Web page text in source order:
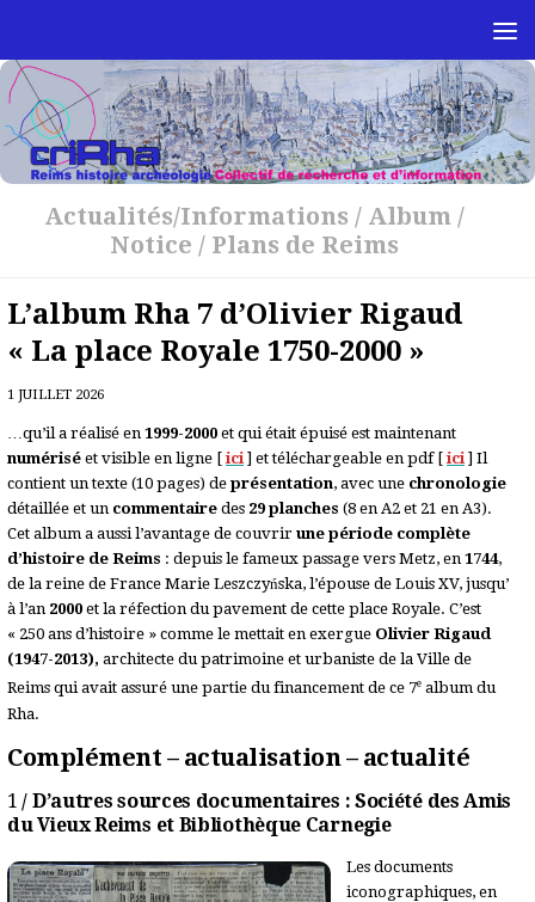
Actualités/Informations / Album /
Notice / Plans de Reims
L’album Rha 7 d’Olivier Rigaud
« La place Royale 1750-2000 »
1 JUILLET 2026
…qu’il a réalisé en1999-2000 et qui était épuisé est maintenant
numérisé et visible en ligne [ici] et téléchargeable en pdf [ici] Il
contient un texte (10 pages) deprésentation, avec une chronologie
détaillée et un commentairedes 29 planches (8 en A2 et 21 en A3).
Cet album a aussi l’avantage de couvrirune période complète
d’histoire de Reims : depuis le fameux passage vers Metz, en1744,
de la reine de France Marie Leszczyńska, l’épouse de Louis XV, jusqu’
à l’an 2000et la réfection du pavement de cette place Royale. C’est
« 250 ans d’histoire » comme le mettait en exergue Olivier Rigaud
(1947-2013),architecte du patrimoine et urbaniste de la Ville de
Reims qui avait assuré une partie du financement de ce 7e album du
Rha.
Complément – actualisation – actualité
1/ D’autres sources documentaires : Société des Amis
du Vieux Reims et Bibliothèque Carnegie
Les documents
iconographiques, en